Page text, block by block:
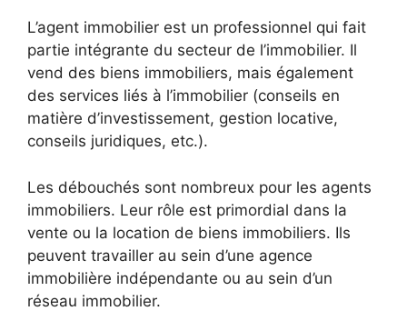
L’agent immobilier est un professionnel qui fait
partie intégrante du secteur de l’immobilier. Il
vend des biens immobiliers, mais également
des services liés à l’immobilier (conseils en
matière d’investissement, gestion locative,
conseils juridiques, etc.).
Les débouchés sont nombreux pour les agents
immobiliers. Leur rôle est primordial dans la
vente ou la location de biens immobiliers. Ils
peuvent travailler au sein d’une agence
immobilière indépendante ou au sein d’un
réseau immobilier.